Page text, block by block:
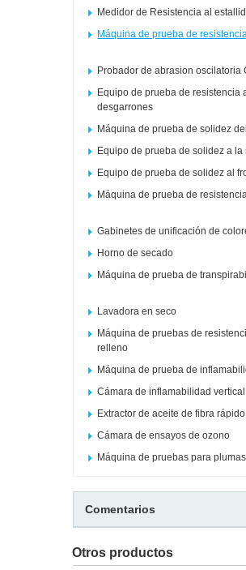
Medidor de Resistencia al
Máquina de prueba de
Probador de abrasion oscilatoria
Equipo de prueba de resistencia
desgarrones
Máquina de prueba de solidez
Equipo de prueba de solidez a
Equipo de prueba de solidez al
Máquina de prueba de
Gabinetes de unificación de
Horno de secado
Máquina de prueba de
Lavadora en seco
Máquina de pruebas de
relleno
Máquina de prueba de
Cámara de inflamabilidad vertical
Extractor de aceite de fibra
Cámara de ensayos de ozono
Máquina de pruebas para
Comentarios
Otros productos